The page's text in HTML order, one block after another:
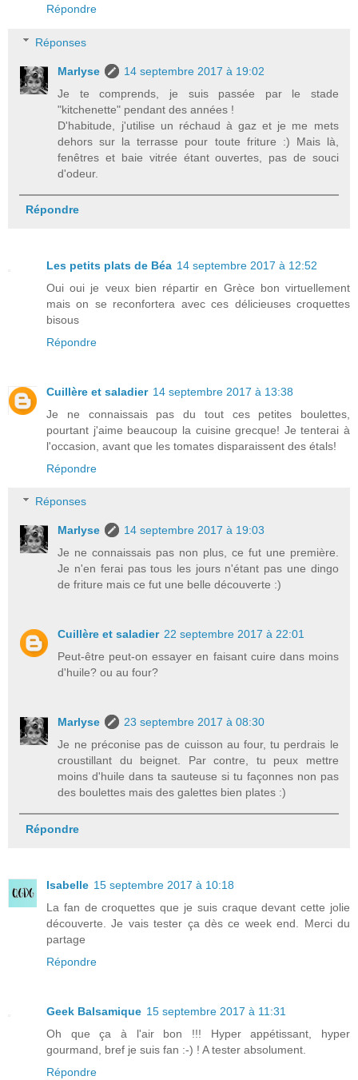
Répondre
Réponses
Marlyse
14 septembre 2017 à 19:02
Je te comprends, je suis passée par le stade
"kitchenette" pendant des années !
D'habitude, j'utilise un réchaud à gaz et je me mets
dehors sur la terrasse pour toute friture :) Mais là,
fenêtres et baie vitrée étant ouvertes, pas de souci
d'odeur.
Répondre
Les petits plats de Béa 14 septembre 2017 à 12:52
Oui oui je veux bien répartir en Grèce bon virtuellement
mais on se reconfortera avec ces délicieuses croquettes
bisous
Répondre
Cuillère et saladier 14 septembre 2017 à 13:38
Je ne connaissais pas du tout ces petites boulettes,
pourtant j'aime beaucoup la cuisine grecque! Je tenterai à
l'occasion, avant que les tomates disparaissent des étals!
Répondre
Réponses
Marlyse
14 septembre 2017 à 19:03
Je ne connaissais pas non plus, ce fut une première.
Je n'en ferai pas tous les jours n'étant pas une dingo
de friture mais ce fut une belle découverte :)
Cuillère et saladier 22 septembre 2017 à 22:01
Peut-être peut-on essayer en faisant cuire dans moins
d'huile? ou au four?
Marlyse
23 septembre 2017 à 08:30
Je ne préconise pas de cuisson au four, tu perdrais le
croustillant du beignet. Par contre, tu peux mettre
moins d'huile dans ta sauteuse si tu façonnes non pas
des boulettes mais des galettes bien plates :)
Répondre
Isabelle 15 septembre 2017 à 10:18
La fan de croquettes que je suis craque devant cette jolie
découverte. Je vais tester ça dès ce week end. Merci du
partage
Répondre
Geek Balsamique 15 septembre 2017 à 11:31
Oh que ça à l'air bon !!! Hyper appétissant, hyper
gourmand, bref je suis fan :-) ! A tester absolument.
Répondre